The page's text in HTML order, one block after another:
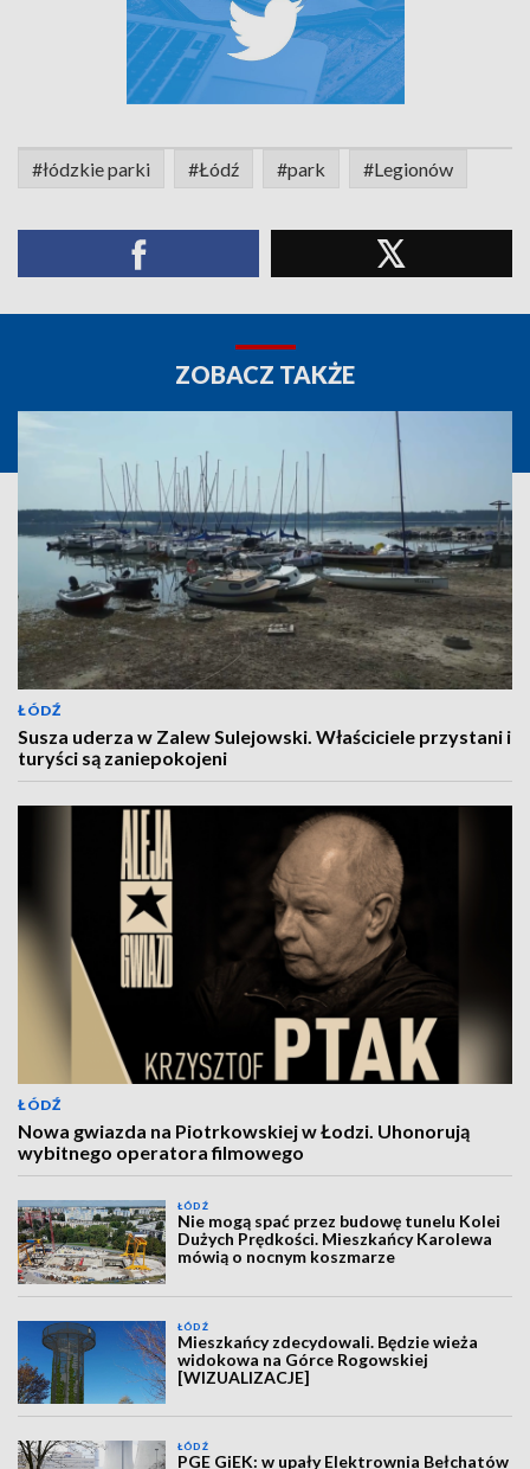
#łódzkie parki #Łódź #park #Legionów
ZOBACZ TAKŻE
ŁÓDŹ
Susza uderza w Zalew Sulejowski. Właściciele przystani i
turyści są zaniepokojeni
ŁÓDŹ
Nowa gwiazda na Piotrkowskiej w Łodzi. Uhonorują
wybitnego operatora filmowego
ŁÓDŹ
Nie mogą spać przez budowę tunelu Kolei
Dużych Prędkości. Mieszkańcy Karolewa
mówią o nocnym koszmarze
ŁÓDŹ
Mieszkańcy zdecydowali. Będzie wieża
widokowa na Górce Rogowskiej
[WIZUALIZACJE]
ŁÓDŹ
PGE GiEK: w upały Elektrownia Bełchatów